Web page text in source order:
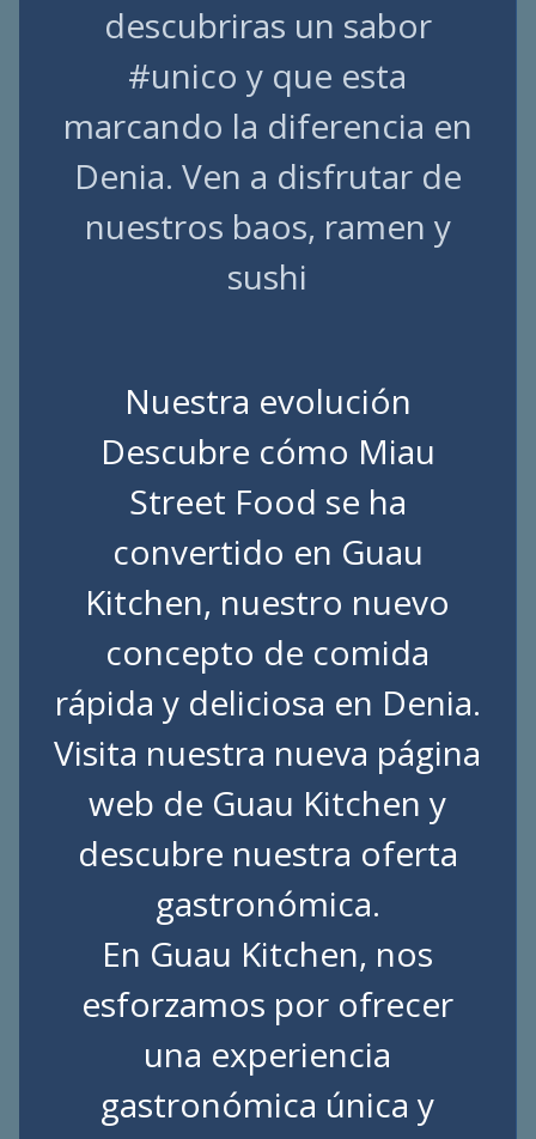
descubriras un sabor
#unico y que esta
marcando la diferencia en
Denia. Ven a disfrutar de
nuestros baos, ramen y
sushi
Nuestra evolución
Descubre cómo Miau
Street Food se ha
convertido en Guau
Kitchen, nuestro nuevo
concepto de comida
rápida y deliciosa en Denia.
Visita nuestra nueva página
web de Guau Kitchen y
descubre nuestra oferta
gastronómica.
En Guau Kitchen, nos
esforzamos por ofrecer
una experiencia
gastronómica única y